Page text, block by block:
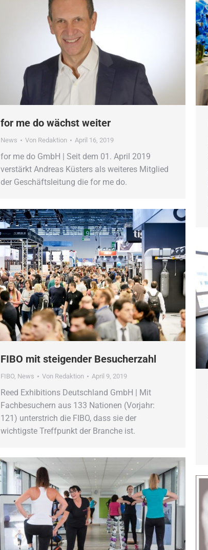
for me do wächst weiter
News Von Redaktion April 16, 2019
for me do GmbH | Seit dem 01. April 2019
verstärkt Andreas Küsters als weiteres Mitglied
der Geschäftsleitung die for me do.
FIBO mit steigender Besucherzahl
FIBO News Von Redaktion April 9, 2019
Reed Exhibitions Deutschland GmbH | Mit
Fachbesuchern aus 133 Nationen (Vorjahr:
121) unterstrich die FIBO, dass sie der
wichtigste Treffpunkt der Branche ist.